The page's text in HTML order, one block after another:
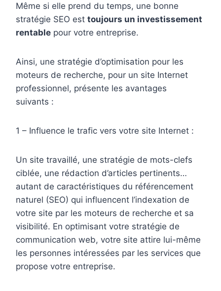
Même si elle prend du temps, une bonne
stratégie SEO est toujours un investissement
rentable pour votre entreprise.
Ainsi, une stratégie d’optimisation pour les
moteurs de recherche, pour un site Internet
professionnel, présente les avantages
suivants :
1 – Influence le trafic vers votre site Internet :
Un site travaillé, une stratégie de mots-clefs
ciblée, une rédaction d’articles pertinents…
autant de caractéristiques du référencement
naturel (SEO) qui influencent l’indexation de
votre site par les moteurs de recherche et sa
visibilité. En optimisant votre stratégie de
communication web, votre site attire lui-même
les personnes intéressées par les services que
propose votre entreprise.